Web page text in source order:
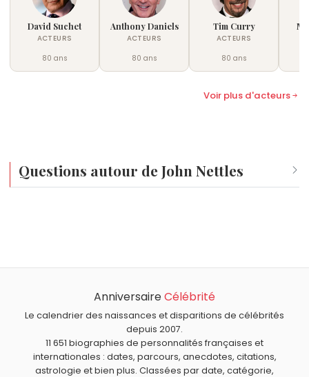
David Suchet
ACTEURS
80 ans
Anthony Daniels
ACTEURS
80 ans
Tim Curry
ACTEURS
80 ans
Voir plus d'acteurs
Questions autour de John Nettles
Malcolm McDowell,Ben Kingsley,Michael Palin
sont nés en 1943.
Quels acteurs britanniques sont du signe Balance
comme John Nettles ?
Roger Moore , Catherine Zeta-Jones Angela Lansbury
Kate WinsletetDeborah Kerrsont du signe Balance.
AnniversaireCélébrité
Le calendrier des naissances et disparitions de célébrités
depuis 2007.
11 651 biographies de personnalités françaises et
internationales : dates, parcours, anecdotes, citations,
astrologie et bien plus. Classées par date, catégorie,